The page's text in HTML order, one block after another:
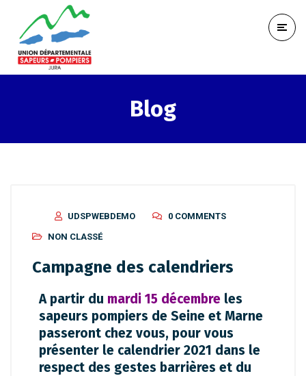
Blog
UDSPWEBDEMO
0 COMMENTS
NON CLASSÉ
Campagne des calendriers
A partir du mardi 15 décembre les
sapeurs pompiers de Seine et Marne
passeront chez vous, pour vous
présenter le calendrier 2021 dans le
respect des gestes barrières et du